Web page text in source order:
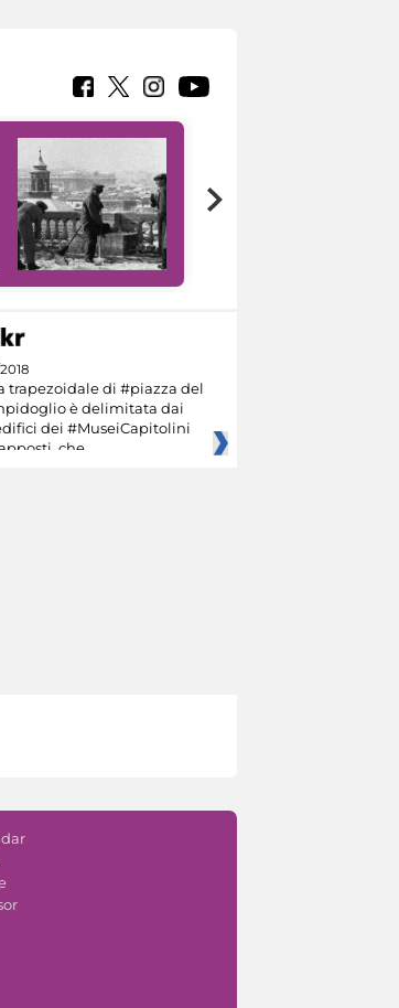
trapezoidale di #piazza del
è delimitata dai
dei #MuseiCapitolini
che